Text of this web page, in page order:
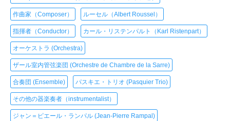
作曲家（Composer） ルーセル（Albert Roussel）
指揮者（Conductor） カール・リステンパルト（Karl Ristenpart）
オーケストラ (Orchestra)
ザール室内管弦楽団 (Orchestre de Chambre de la Sarre)
合奏団 (Ensemble) パスキエ・トリオ (Pasquier Trio)
その他の器楽奏者（instrumentalist）
ジャン＝ピエール・ランパル (Jean-Pierre Rampal)